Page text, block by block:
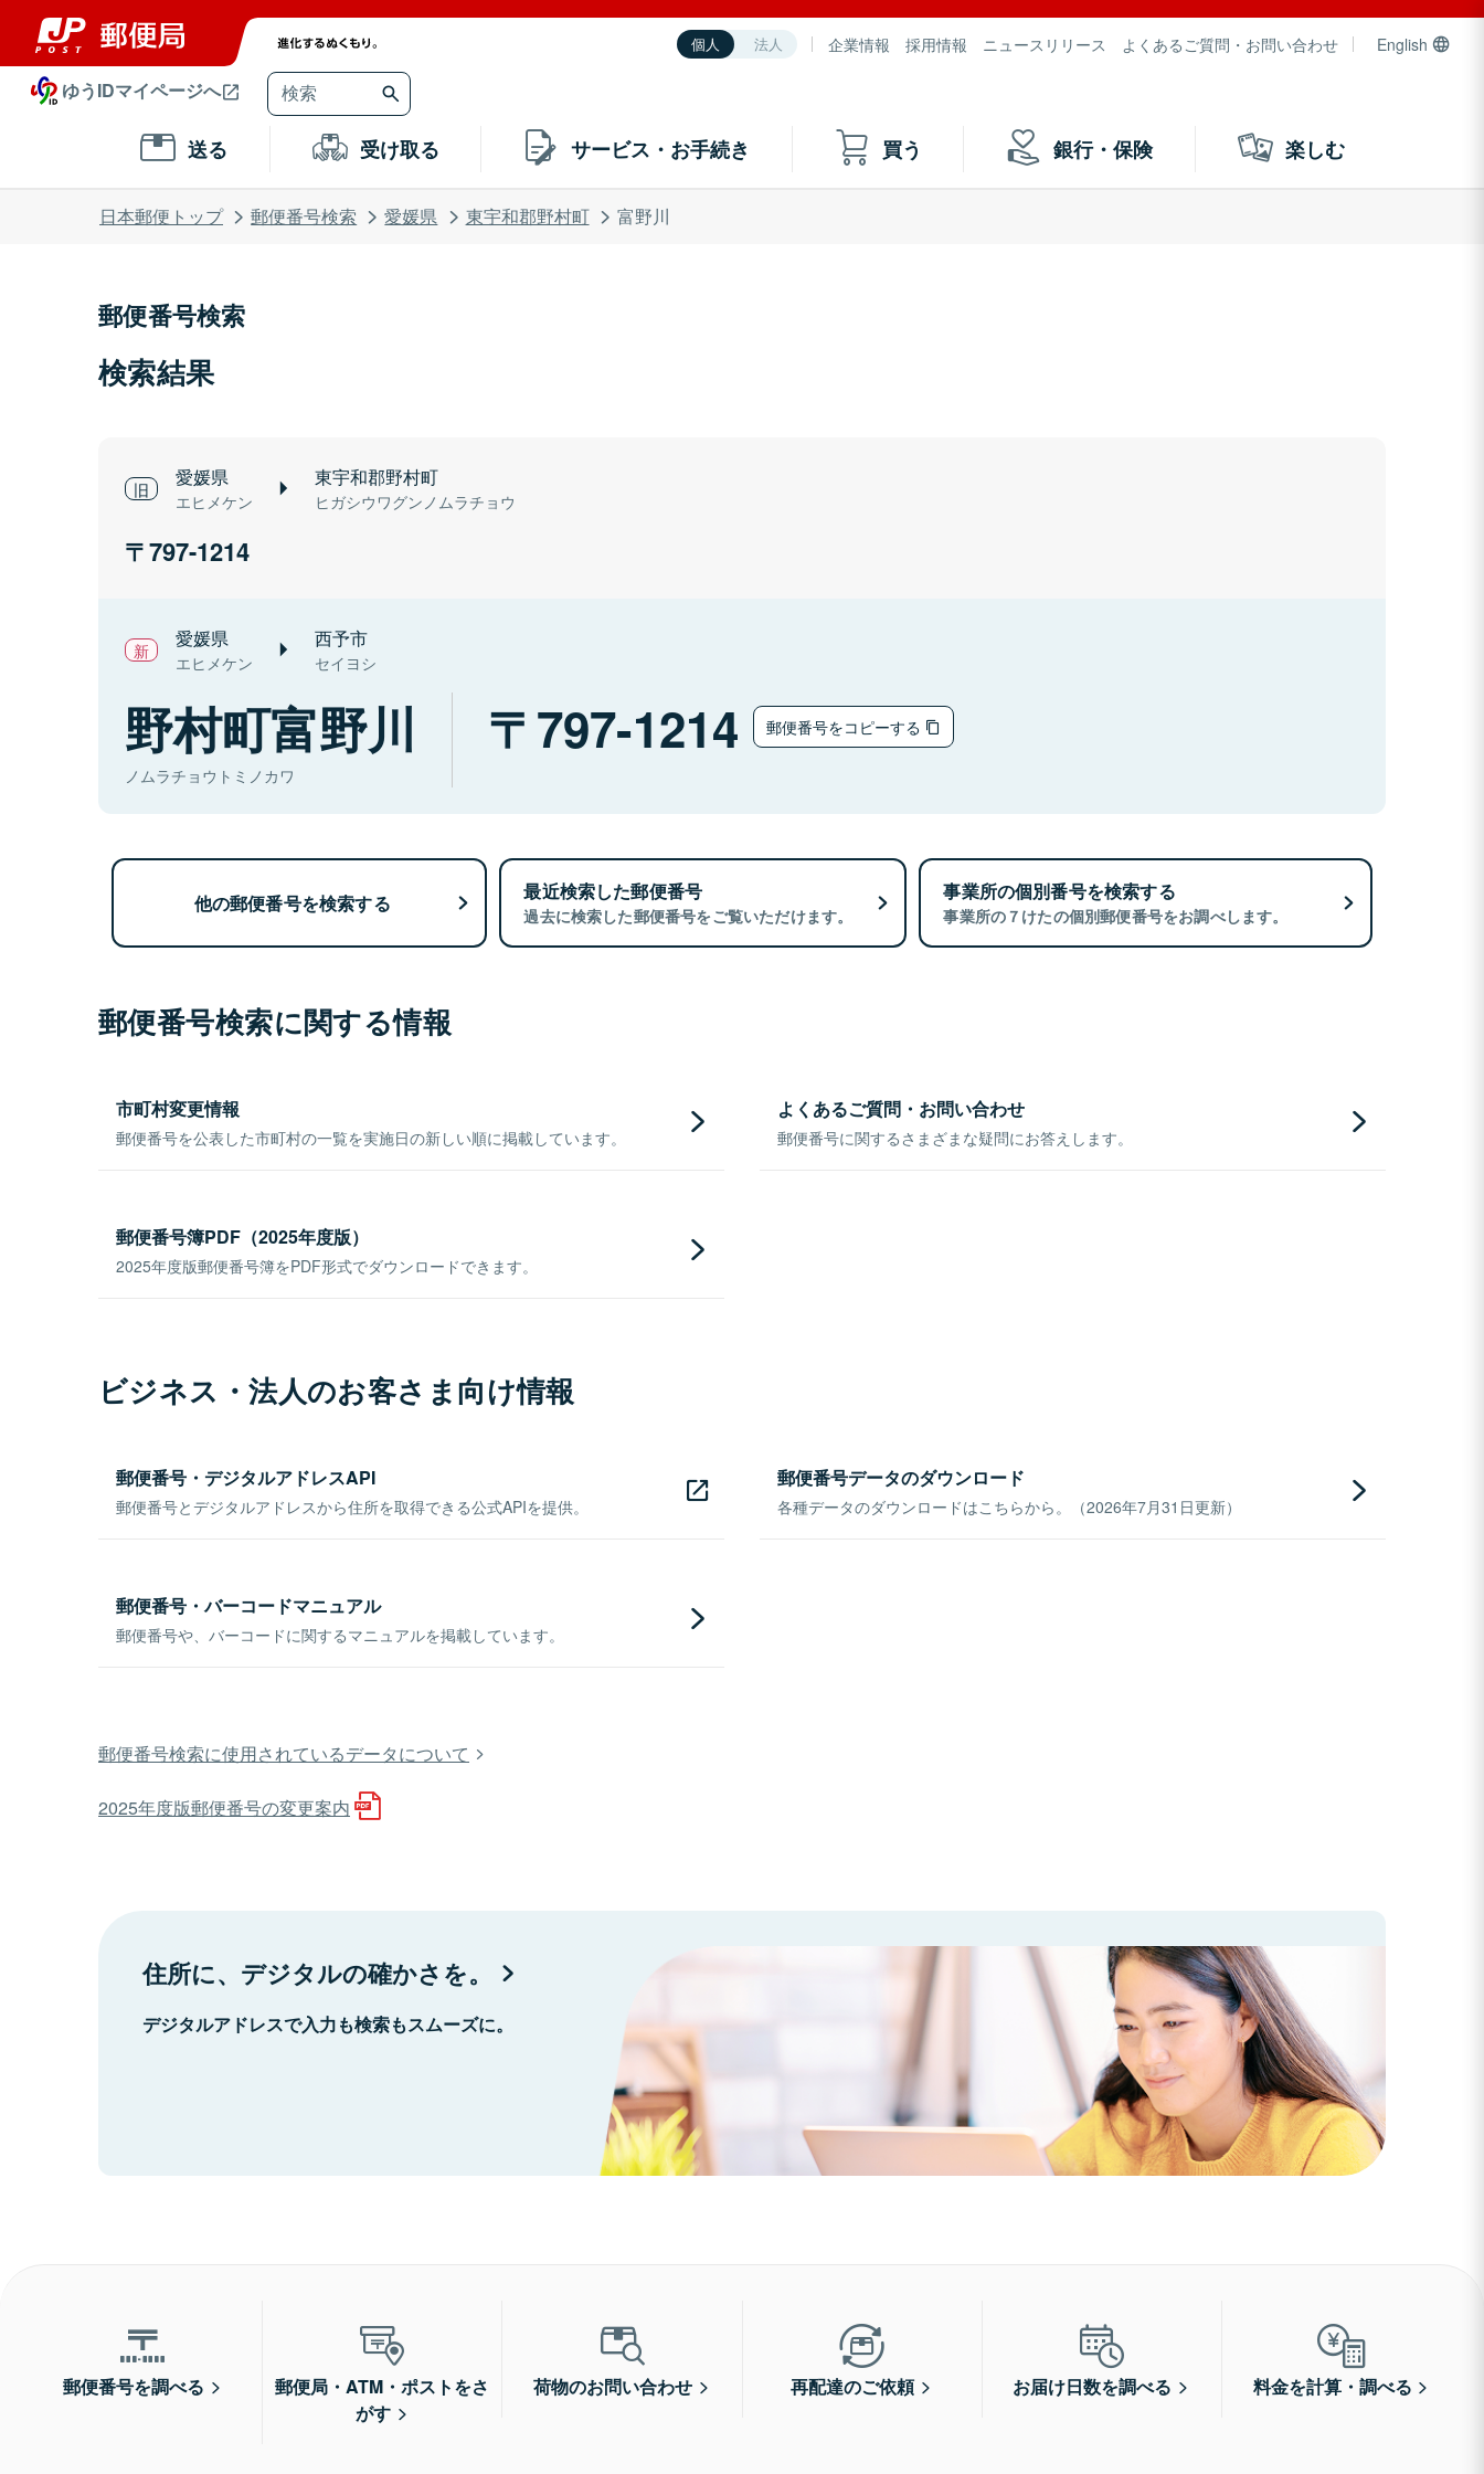
個人 法人 企業情報 採用情報 ニュースリリース よくあるご質問・お問い合わせ English
ゆうIDマイページへ
送る 受け取る サービス・お手続き 買う 銀行・保険 楽しむ
日本郵便トップ 郵便番号検索 愛媛県 東宇和郡野村町 富野川
郵便番号検索
検索結果
愛媛県
エヒメケン
東宇和郡野村町
ヒガシウワグンノムラチョウ
797-1214
愛媛県
エヒメケン
西予市
セイヨシ
野村町富野川
ノムラチョウトミノカワ
797-1214 郵便番号をコピーする
他の郵便番号を検索する 最近検索した郵便番号
過去に検索した郵便番号をご覧いただけます。
事業所の個別番号を検索する
事業所の７けたの個別郵便番号をお調べします。
郵便番号検索に関する情報
市町村変更情報
郵便番号を公表した市町村の一覧を実施日の新しい順に掲載しています。
よくあるご質問・お問い合わせ
郵便番号に関するさまざまな疑問にお答えします。
郵便番号簿PDF（2025年度版）
2025年度版郵便番号簿をPDF形式でダウンロードできます。
ビジネス・法人のお客さま向け情報
郵便番号・デジタルアドレスAPI
郵便番号とデジタルアドレスから住所を取得できる公式APIを提供。
郵便番号データのダウンロード
各種データのダウンロードはこちらから。（2026年7月31日更新）
郵便番号・バーコードマニュアル
郵便番号や、バーコードに関するマニュアルを掲載しています。
郵便番号検索に使用されているデータについて
2025年度版郵便番号の変更案内
住所に、デジタルの確かさを。
デジタルアドレスで入力も検索もスムーズに。
郵便番号を調べる
郵便局・ATM・ポストをさ
がす
荷物のお問い合わせ 再配達のご依頼 お届け日数を調べる 料金を計算・調べる